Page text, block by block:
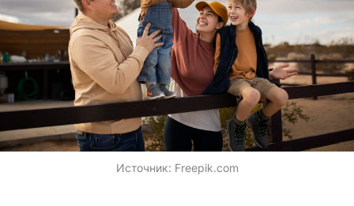
Источник: Freepik.com